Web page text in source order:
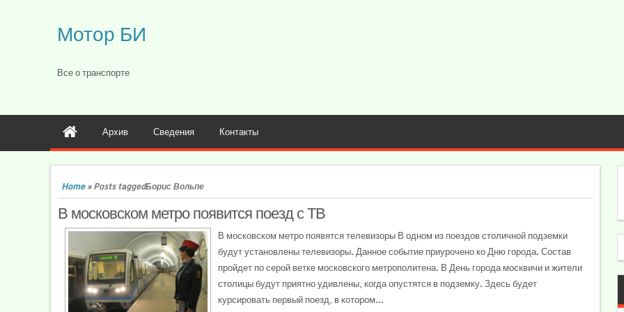
Мотор БИ
Все о транспорте
Архив Сведения Контакты
Home»Posts taggedБорис Вольпе
В московском метро появится поезд с ТВ
В московском метро появятся телевизоры В одном из поездов столичной подземки
будут установлены телевизоры. Данное событие приурочено ко Дню города. Состав
пройдет по серой ветке московского метрополитена. В День города москвичи и жители
столицы будут приятно удивлены, когда опустятся в подземку. Здесь будет
курсировать первый поезд, в котором...